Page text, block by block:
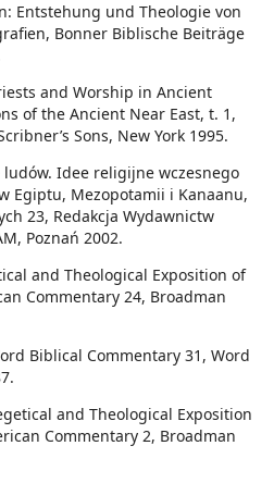
Entstehung und Theologie von
Bonner Biblische Beiträge
and Worship in Ancient
of the Ancient Near East, t. 1,
Sons, New York 1995.
ludów. Idee religijne wczesnego
Egiptu, Mezopotamii i Kanaanu,
23, Redakcja Wydawnictw
Poznań 2002.
and Theological Exposition of
Commentary 24, Broadman
Biblical Commentary 31, Word
and Theological Exposition
Commentary 2, Broadman